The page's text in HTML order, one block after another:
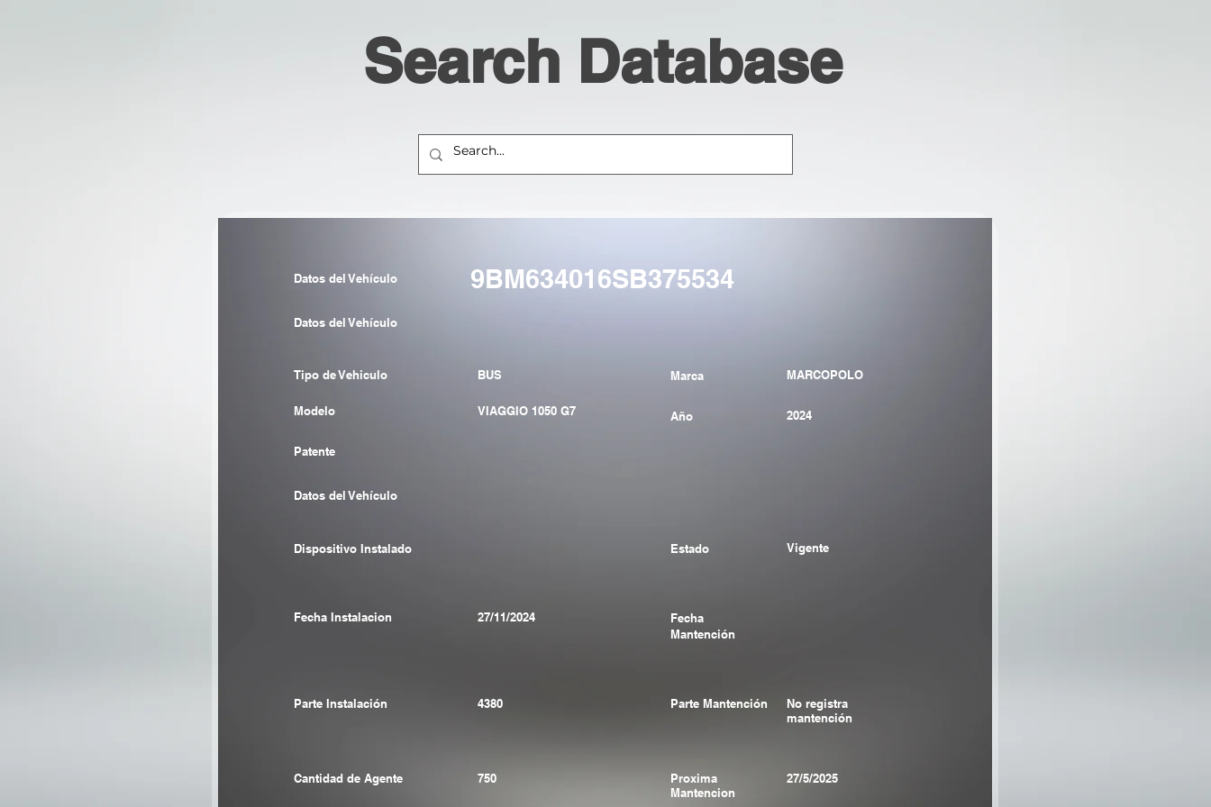
Search Database
9BM634016SB375534
Datos del Vehículo
Datos del Vehículo
Tipo de Vehiculo
Modelo
Patente
BUS
VIAGGIO 1050 G7
Marca MARCOPOLO
Año 2024
Datos del Vehículo
Dispositivo Instalado
Fecha Instalacion 27/11/2024
Estado Vigente
Fecha
Mantención
Parte Instalación
Cantidad de Agente
4380
750
Parte Mantención
No registra
mantención
Proxima
Mantencion
27/5/2025